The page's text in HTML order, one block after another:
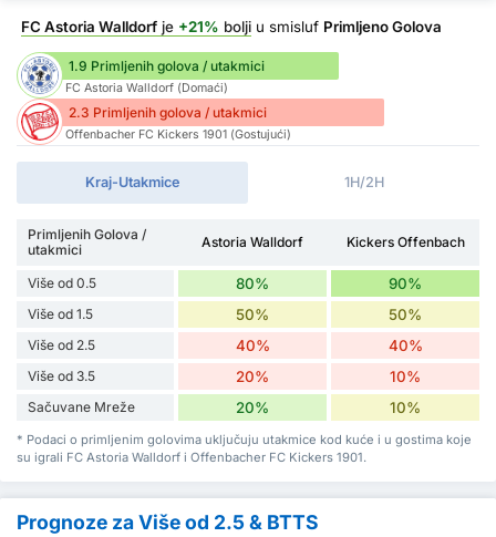
FC Astoria Walldorf je +21% bolji u smisluf Primljeno Golova
1.9 Primljenih golova / utakmici
FC Astoria Walldorf (Domaći)
2.3 Primljenih golova / utakmici
Offenbacher FC Kickers 1901 (Gostujući)
Kraj-Utakmice 1H/2H
Primljenih Golova /
utakmici
Astoria Walldorf Kickers Offenbach
Više od 0.5 80% 90%
Više od 1.5 50% 50%
Više od 2.5 40% 40%
Više od 3.5 20% 10%
Sačuvane Mreže 20% 10%
* Podaci o primljenim golovima uključuju utakmice kod kuće i u gostima koje
su igrali FC Astoria Walldorf i Offenbacher FC Kickers 1901.
Prognoze za Više od 2.5 & BTTS